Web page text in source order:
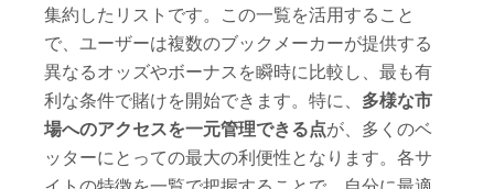
集約したリストです。この一覧を活用すること
で、ユーザーは複数のブックメーカーが提供する
異なるオッズやボーナスを瞬時に比較し、最も有
利な条件で賭けを開始できます。特に、 多様な市
場へのアクセスを一元管理できる点が、多くのベ
ッターにとっての最大の利便性となります。各サ